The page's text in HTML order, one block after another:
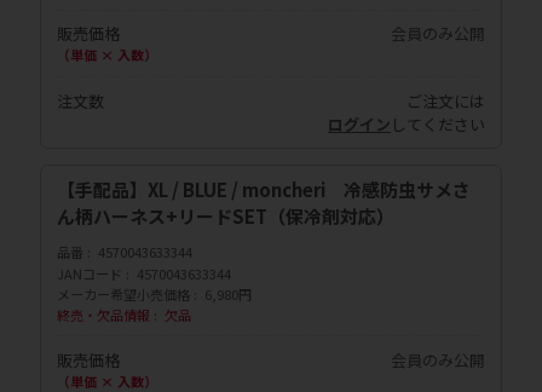
販売価格
（単価 × 入数）
会員のみ公開
注文数
ご注文には
ログイン してください
【手配品】XL / BLUE / moncheri 冷感防虫サメさ
ん柄ハーネス+リードSET（保冷剤対応）
品番
4570043633344
JANコード
4570043633344
メーカー希望小売価格
6,980円
終売・欠品情報
欠品
販売価格
（単価 × 入数）
会員のみ公開